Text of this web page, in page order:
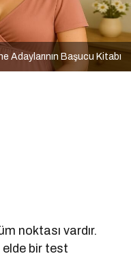
Adaylarının Başucu Kitabı
noktası vardır.
bir test